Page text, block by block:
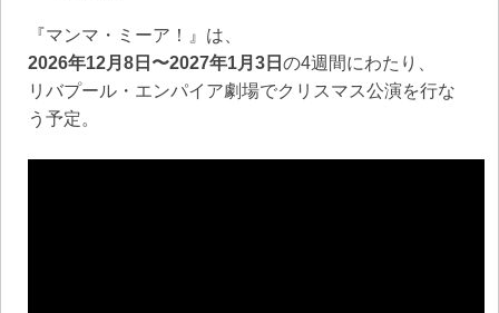
『マンマ・ミーア！』は、
2026年12月8日〜2027年1月3日 の4週間にわたり、
リバプール・エンパイア劇場でクリスマス公演を行な
う予定。